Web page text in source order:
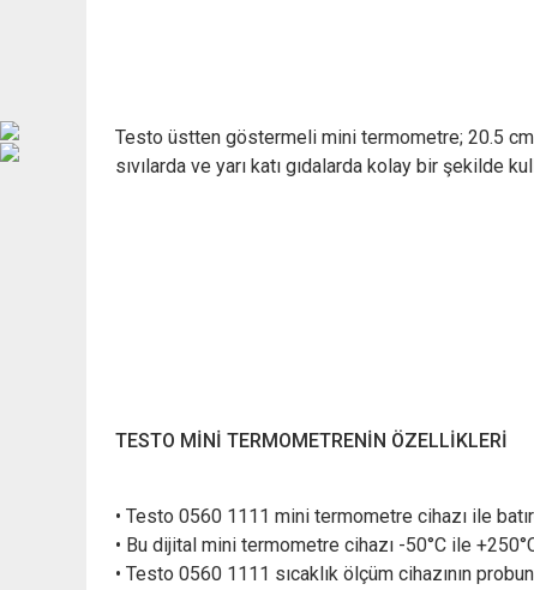
Testo üstten göstermeli mini termometre; 20.5 cm
sıvılarda ve yarı katı gıdalarda kolay bir şekilde
TESTO MİNİ TERMOMETRENİN ÖZELLİKLERİ
• Testo 0560 1111 mini termometre cihazı ile
• Bu dijital mini termometre cihazı -50°C ile
• Testo 0560 1111 sıcaklık ölçüm cihazının